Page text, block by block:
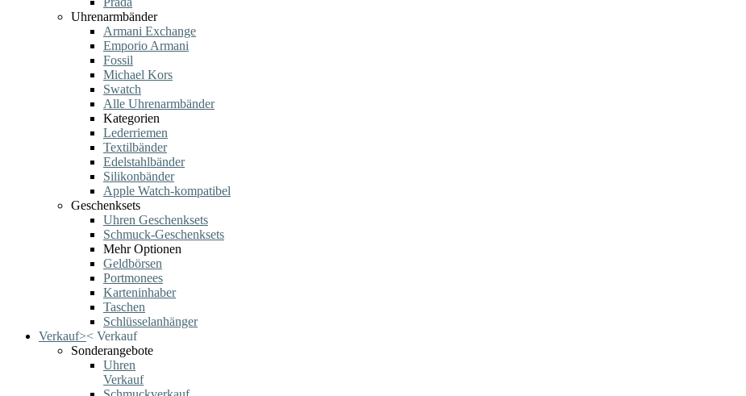
Uhrenarmbänder
Armani Exchange
Emporio Armani
Fossil
Michael Kors
Swatch
Alle Uhrenarmbänder
Kategorien
Lederriemen
Textilbänder
Edelstahlbänder
Silikonbänder
Apple Watch-kompatibel
Geschenksets
Uhren Geschenksets
Schmuck-Geschenksets
Mehr Optionen
Geldbörsen
Portmonees
Karteninhaber
Taschen
Schlüsselanhänger
Verkauf>< Verkauf
Sonderangebote
Uhren
Verkauf